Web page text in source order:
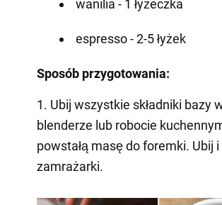
wanilia - 1 łyżeczka
espresso - 2-5 łyżek
Sposób przygotowania:
1. Ubij wszystkie składniki bazy
blenderze lub robocie
powstałą masę do foremki. Ubij i
zamrażarki.